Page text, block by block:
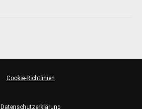
Datenschutzerklärung
Cookie-Richtlinien